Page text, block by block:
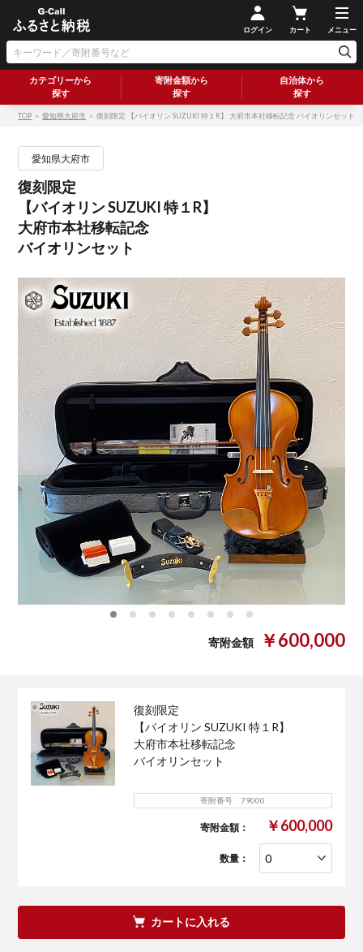
ログイン カート メニュー
カテゴリーから
探す
寄附金額から
探す
自治体から
探す
TOP ＞愛知県大府市 ＞ 復刻限定 【バイオリン SUZUKI 特１R】 大府市本社移転記念 バイオリンセット
愛知県大府市
復刻限定
【バイオリン SUZUKI 特１R】
大府市本社移転記念
バイオリンセット
寄附金額 ￥600,000
復刻限定
【バイオリン SUZUKI 特１R】
大府市本社移転記念
バイオリンセット
寄附番号 79000
寄附金額： ￥600,000
数量：
カートに入れる